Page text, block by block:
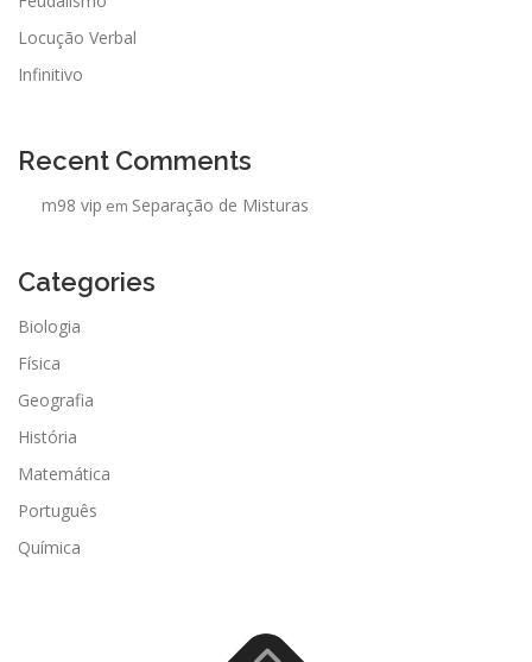
Locução Verbal
Infinitivo
Recent Comments
m98 vip em Separação de Misturas
Categories
Biologia
Física
Geografia
História
Matemática
Português
Química